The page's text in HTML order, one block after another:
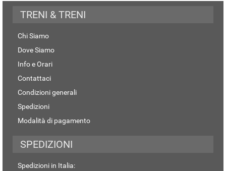
TRENI & TRENI
Chi Siamo
Dove Siamo
Info e Orari
Contattaci
Condizioni generali
Spedizioni
Modalità di pagamento
SPEDIZIONI
Spedizioni in Italia: